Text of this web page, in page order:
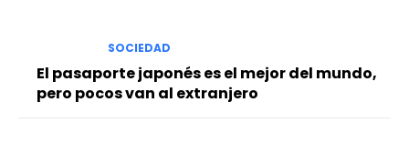
SOCIEDAD
El pasaporte japonés es el mejor del mundo,
pero pocos van al extranjero